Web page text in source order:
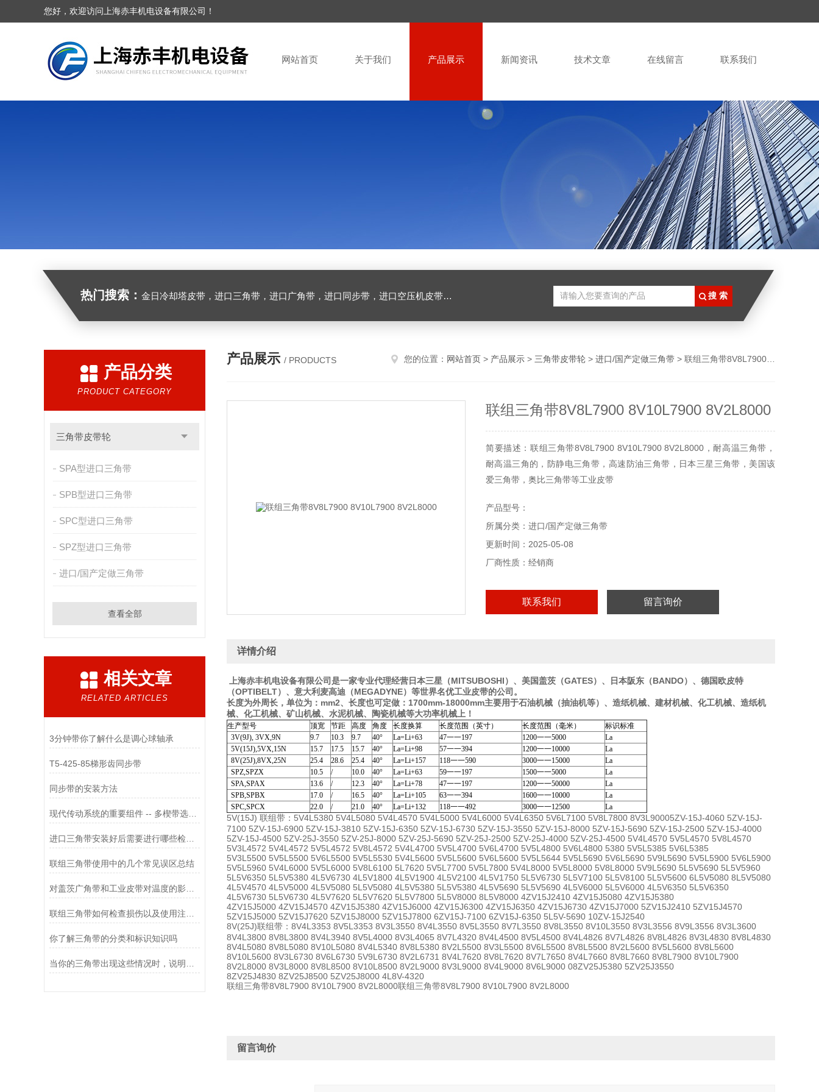
您好，欢迎访问上海赤丰机电设备有限公司！
网站首页 关于我们 产品展示 新闻资讯 技术文章 在线留言 联系我们
热门搜索： 金日冷却塔皮带，进口三角带，进口广角带，进口同步带，进口空压机皮带，带齿三角带，特氟龙高温布，进口轴承油封及电子仪器
产品分类
PRODUCT CATEGORY
三角带皮带轮
SPA型进口三角带
SPB型进口三角带
SPC型进口三角带
SPZ型进口三角带
进口/国产定做三角带
查看全部
相关文章
RELATED ARTICLES
3分钟带你了解什么是调心球轴承
T5-425-85梯形齿同步带
同步带的安装方法
现代传动系统的重要组件 -- 多楔带选型与维护
联组三角带使用中的几个常见误区总结
对盖茨广角带和工业皮带对温度的影响有哪些？
你了解三角带的分类和标识知识吗
产品展示 / PRODUCTS 您的位置： 网站首页 > 产品展示 > 三角带皮带轮 > 进口/国产定做三角带 > 联组三角带8V8L7900 8V10L7900 8V2L8000
联组三角带8V8L7900 8V10L7900 8V2L8000
简要描述：联组三角带8V8L7900 8V10L7900 8V2L8000，耐高温三角带，
耐高温三角的，防静电三角带，高速防油三角带，日本三星三角带，美国该
爱三角带，奥比三角带等工业皮带
产品型号：
所属分类：进口/国产定做三角带
更新时间：2025-05-08
厂商性质：经销商
联系我们 留言询价
详情介绍
上海赤丰机电设备有限公司是一家专业代理经营日本三星（MITSUBOSHI）、美国盖茨（GATES）、日本阪东（BANDO）、德国欧皮特
（OPTIBELT）、意大利麦高迪（MEGADYNE）等世界名优工业皮带的公司。
长度为外周长，单位为：mm2、长度也可定做：1700mm-18000mm主要用于石油机械（抽油机等）、造纸机械、建材机械、化工机械、造纸机
械、化工机械、矿山机械、水泥机械、陶瓷机械等大功率机械上！
生产型号 顶宽 节距 高度 角度 长度换算 长度范围（英寸） 长度范围（毫米）
标识标准
3V(9J), 3VX,9N
9.7 10.3 9.7 40° La=Li+63 47一一197 1200一一5000
La
5V(15J),5VX,15N
15.7 17.5 15.7 40° La=Li+98 57一一394 1200一一10000
La
8V(25J),8VX,25N
25.4 28.6 25.4 40° La=Li+157 118一一590 3000一一15000
La
SPZ,SPZX
10.5 / 10.0 40° La=Li+63 59一一197 1500一一5000
La
SPA,SPAX
13.6 / 12.3 40° La=Li+78 47一一197 1200一一50000
La
SPB,SPBX
17.0 / 16.5 40° La=Li+105 63一一394 1600一一10000
La
SPC,SPCX
22.0 / 21.0 40° La=Li+132 118一一492 3000一一12500 La
5V(15J) 联组带：5V4L5380 5V4L5080 5V4L4570 5V4L5000 5V4L6000 5V4L6350 5V6L7100 5V8L7800 8V3L90005ZV-15J-4060 5ZV-15J-
7100 5ZV-15J-6900 5ZV-15J-3810 5ZV-15J-6350 5ZV-15J-6730 5ZV-15J-3550 5ZV-15J-8000 5ZV-15J-5690 5ZV-15J-2500 5ZV-15J-4000
5ZV-15J-4500 5ZV-25J-3550 5ZV-25J-8000 5ZV-25J-5690 5ZV-25J-2500 5ZV-25J-4000 5ZV-25J-4500 5V4L4570 5V5L4570 5V8L4570
5V3L4572 5V4L4572 5V5L4572 5V8L4572 5V4L4700 5V5L4700 5V6L4700 5V5L4800 5V6L4800 5380 5V5L5385 5V6L5385
5V3L5500 5V5L5500 5V6L5500 5V5L5530 5V4L5600 5V5L5600 5V6L5600 5V5L5644 5V5L5690 5V6L5690 5V9L5690 5V5L5900 5V6L5900
5V5L5960 5V4L6000 5V5L6000 5V8L6100 5L7620 5V5L7700 5V5L7800 5V4L8000 5V5L8000 5V8L8000 5V9L5690 5L5V5690 5L5V5960
5L5V6350 5L5V5380 4L5V6730 4L5V1800 4L5V1900 4L5V2100 4L5V1750 5L5V6730 5L5V7100 5L5V8100 5L5V5600 6L5V5080 8L5V5080
4L5V4570 4L5V5000 4L5V5080 5L5V5080 4L5V5380 5L5V5380 4L5V5690 5L5V5690 4L5V6000 5L5V6000 4L5V6350 5L5V6350
4L5V6730 5L5V6730 4L5V7620 5L5V7620 5L5V7800 5L5V8000 8L5V8000 4ZV15J2410 4ZV15J5080 4ZV15J5380
4ZV15J5000 4ZV15J4570 4ZV15J5380 4ZV15J6000 4ZV15J6300 4ZV15J6350 4ZV15J6730 4ZV15J7000 5ZV15J2410 5ZV15J4570
5ZV15J5000 5ZV15J7620 5ZV15J8000 5ZV15J7800 6ZV15J-7100 6ZV15J-6350 5L5V-5690 10ZV-15J2540
8V(25J)联组带：8V4L3353 8V5L3353 8V3L3550 8V4L3550 8V5L3550 8V7L3550 8V8L3550 8V10L3550 8V3L3556 8V9L3556 8V3L3600
8V4L3800 8V8L3800 8V4L3940 8V5L4000 8V3L4065 8V7L4320 8V4L4500 8V5L4500 8V4L4826 8V7L4826 8V8L4826 8V3L4830 8V8L4830
8V4L5080 8V8L5080 8V10L5080 8V4L5340 8V8L5380 8V2L5500 8V3L5500 8V6L5500 8V8L5500 8V2L5600 8V5L5600 8V8L5600
8V10L5600 8V3L6730 8V6L6730 5V9L6730 8V2L6731 8V4L7620 8V8L7620 8V7L7650 8V4L7660 8V8L7660 8V8L7900 8V10L7900
8V2L8000 8V3L8000 8V8L8500 8V10L8500 8V2L9000 8V3L9000 8V4L9000 8V6L9000 08ZV25J5380 5ZV25J3550
8ZV25J4830 8ZV25J8500 5ZV25J8000 4L8V-4320
联组三角带8V8L7900 8V10L7900 8V2L8000联组三角带8V8L7900 8V10L7900 8V2L8000
留言询价